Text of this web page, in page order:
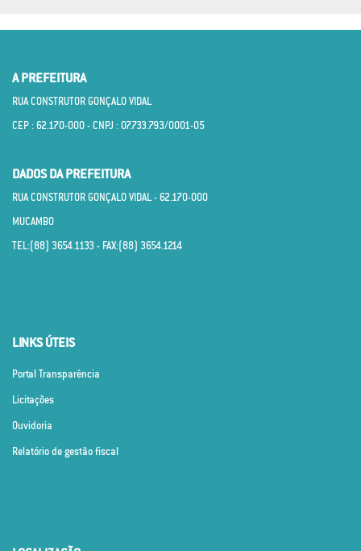
A PREFEITURA
RUA CONSTRUTOR GONÇALO VIDAL
CEP : 62.170­-000 - CNPJ : 07.733.793/0001­-05
DADOS DA PREFEITURA
RUA CONSTRUTOR GONÇALO VIDAL - 62.170­-000
MUCAMBO
TEL:(88) 3654.1133 - FAX:(88) 3654.1214
LINKS ÚTEIS
Portal Transparência
Licitações
Ouvidoria
Relatório de gestão fiscal